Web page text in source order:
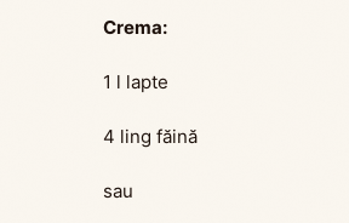
Crema:
1 l lapte
4 ling făină
sau